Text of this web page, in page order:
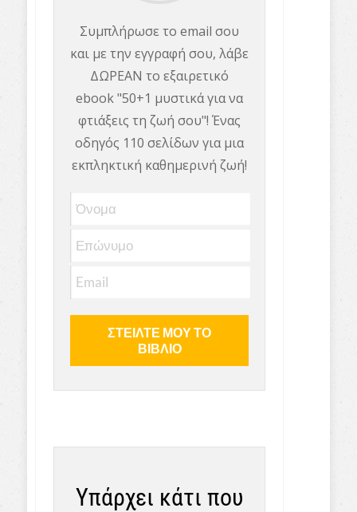
Συμπλήρωσε το email σου
και με την εγγραφή σου, λάβε
ΔΩΡΕΑΝ το εξαιρετικό
ebook "50+1 μυστικά για να
φτιάξεις τη ζωή σου"! Ένας
οδηγός 110 σελίδων για μια
εκπληκτική καθημερινή ζωή!
Υπάρχει κάτι που